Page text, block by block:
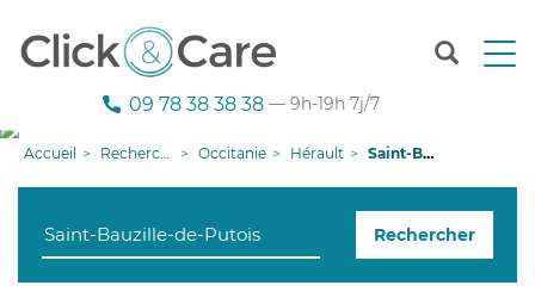
T
n
g
09 78 38 38 38 — 9h-19h 7j/7
Accueil Recherche aide à domicile Occitanie Hérault Saint-Bauzille-de-Putois
Rechercher